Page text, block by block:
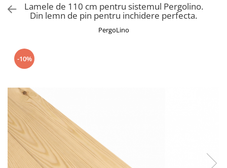
Tratarea lemnului
Conectori metalici
Spatii exterioare
Decoratiuni Florale
Grill & firepit
Numar casa
Panouri porti si garduri
Terasa cadru container
Glisiere / feronerii
Lamele de 110 cm pentru sistemul Pergolino.
Din lemn de pin pentru inchidere perfecta.
PergoLino
-10%